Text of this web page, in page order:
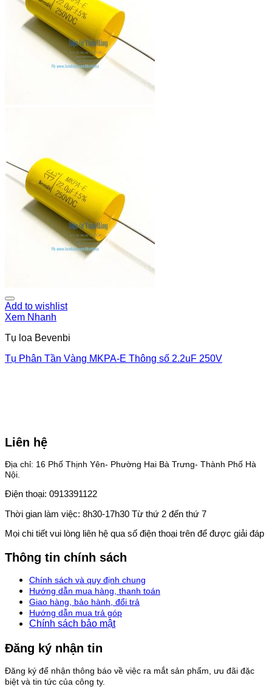
Add to wishlist
Xem Nhanh
Tụ loa Bevenbi
Tụ Phân Tần Vàng MKPA-E Thông số 2.2uF 250V
Liên hệ
Địa chỉ: 16 Phố Thịnh Yên- Phường Hai Bà Trưng- Thành Phố Hà
Nội.
Điện thoại: 0913391122
Thời gian làm việc: 8h30-17h30 Từ thứ 2 đến thứ 7
Mọi chi tiết vui lòng liên hệ qua số điện thoại trên để được giải đáp
Thông tin chính sách
Chính sách và quy định chung
Hướng dẫn mua hàng, thanh toán
Giao hàng, bảo hành, đổi trả
Hướng dẫn mua trả góp
Chính sách bảo mật
Đăng ký nhận tin
Đăng ký để nhận thông báo về việc ra mắt sản phẩm, ưu đãi đặc
biệt và tin tức của công ty.